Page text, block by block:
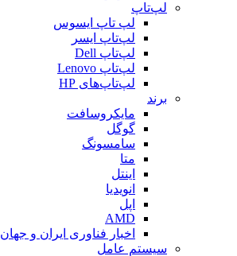
لپ‌تاپ
لپ تاپ ایسوس
لپ‌تاپ ایسر
لپ‌تاپ Dell
لپ‌تاپ Lenovo
لپ‌تاپ‌های HP
برند
مایکروسافت
گوگل
سامسونگ
متا
اینتل
انویدیا
اپل
AMD
اخبار فناوری ایران و جهان
سیستم عامل